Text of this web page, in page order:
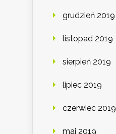
grudzień 2019
listopad 2019
sierpień 2019
lipiec 2019
czerwiec 2019
maj 2019